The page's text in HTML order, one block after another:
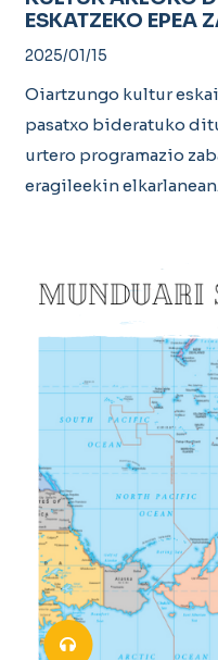
ESKATZEKO EPEA
2025/01/15
Oiartzungo kultur
pasatxo bideratuko
urtero programazio
eragileekin